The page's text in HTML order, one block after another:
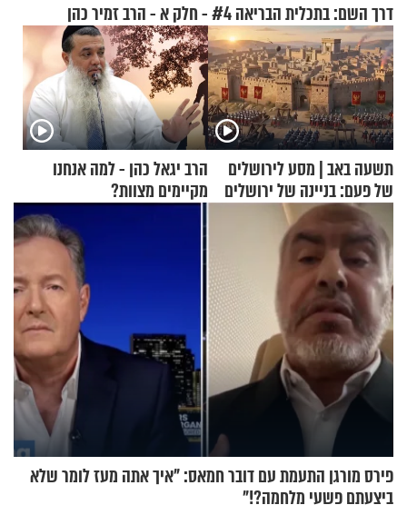
דרך השם: בתכלית הבריאה #4 - חלק א - הרב זמיר כהן
תשעה באב | מסע לירושלים
של פעם: בניינה של ירושלים
הרב יגאל כהן - למה אנחנו
מקיימים מצוות?
פירס מורגן התעמת עם דובר חמאס: "איך אתה מעז לומר שלא
ביצעתם פשעי מלחמה?!"